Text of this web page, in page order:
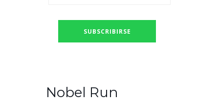
Nobel Run